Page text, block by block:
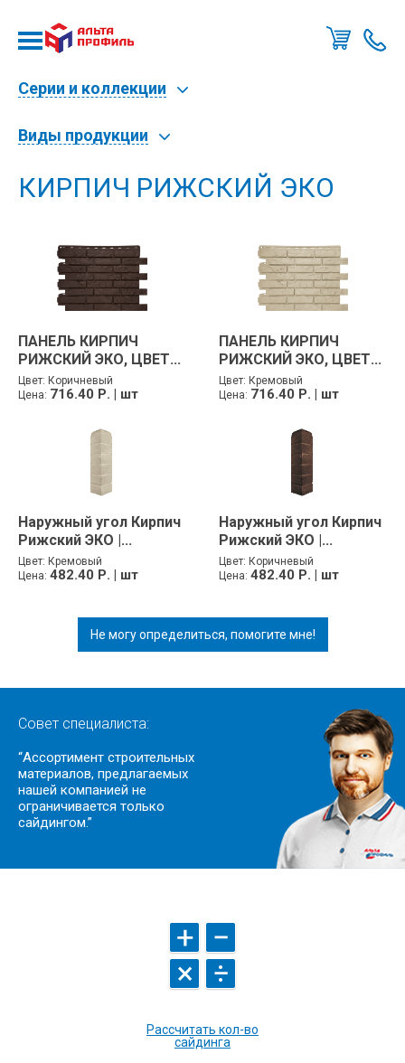
Серии и коллекции
Виды продукции
КИРПИЧ РИЖСКИЙ ЭКО
ПАНЕЛЬ КИРПИЧ
РИЖСКИЙ ЭКО, ЦВЕТ...
Цвет: Коричневый
Цена: 716.40 Р. | шт
ПАНЕЛЬ КИРПИЧ
РИЖСКИЙ ЭКО, ЦВЕТ...
Цвет: Кремовый
Цена: 716.40 Р. | шт
Наружный угол Кирпич
Рижский ЭКО |...
Цвет: Кремовый
Цена: 482.40 Р. | шт
Наружный угол Кирпич
Рижский ЭКО |...
Цвет: Коричневый
Цена: 482.40 Р. | шт
Не могу определиться, помогите мне!
Совет специалиста:
“Ассортимент строительных
материалов, предлагаемых
нашей компанией не
ограничивается только
сайдингом.”
Рассчитать кол-во
сайдинга